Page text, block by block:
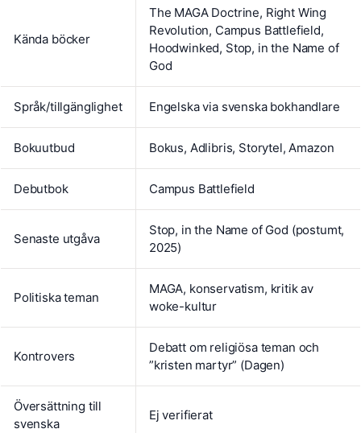
Kända böcker
The MAGA Doctrine, Right Wing
Revolution, Campus Battlefield,
Hoodwinked, Stop, in the Name of
God
Språk/tillgänglighet Engelska via svenska bokhandlare
Bokuutbud Bokus, Adlibris, Storytel, Amazon
Debutbok Campus Battlefield
Senaste utgåva
Stop, in the Name of God (postumt,
2025)
Politiska teman
MAGA, konservatism, kritik av
woke-kultur
Kontrovers
Debatt om religiösa teman och
”kristen martyr” (Dagen)
Översättning till
svenska
Ej verifierat